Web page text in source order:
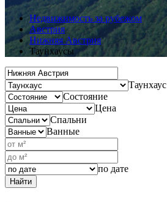
Недвижимость за рубежом
Австрия
Нижняя Австрия
Таунхаусы
Таунхаус
Состояние
Цена
Спальни
Ванные
по дате
Найти